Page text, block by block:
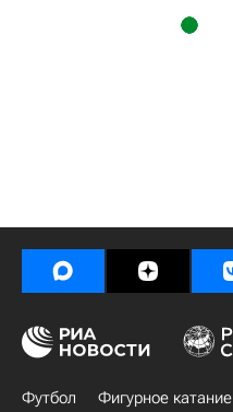
Футбол Фигурное катание